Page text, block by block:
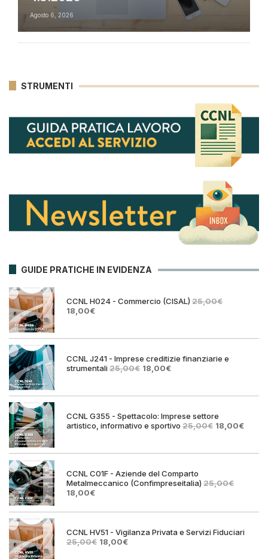
Agosto 6, 2026
STRUMENTI
GUIDE PRATICHE IN EVIDENZA
CCNL H024 - Commercio (CISAL) 25,00€
Il
era:
18,00€Il
è:
CCNL J241 - Imprese creditizie finanziarie e
strumentali25,00€ Il
era:
18,00€Il
è:
CCNL G355 - Spettacolo: Imprese settore
artistico, informativo e sportivo 25,00€ Il
era:
18,00€Il
è:
CCNL C01F - Aziende del Comparto
Metalmeccanico (Confimpreseitalia) 25,00€
Il
originale
25,00€.
18,00€Il
attuale
18,00€.
CCNL HV51 - Vigilanza Privata e Servizi Fiduciari
25,00€ Il18,00€Il